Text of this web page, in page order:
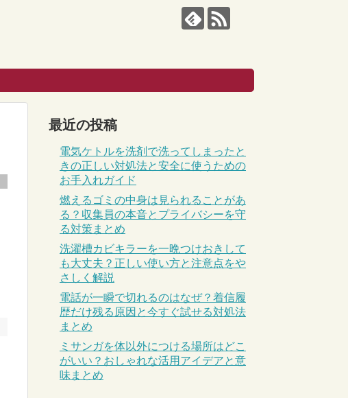
最近の投稿
電気ケトルを洗剤で洗ってしまったと
きの正しい対処法と安全に使うための
お手入れガイド
燃えるゴミの中身は見られることがあ
る？収集員の本音とプライバシーを守
る対策まとめ
洗濯槽カビキラーを一晩つけおきして
も大丈夫？正しい使い方と注意点をや
さしく解説
電話が一瞬で切れるのはなぜ？着信履
歴だけ残る原因と今すぐ試せる対処法
まとめ
ミサンガを体以外につける場所はどこ
がいい？おしゃれな活用アイデアと意
味まとめ